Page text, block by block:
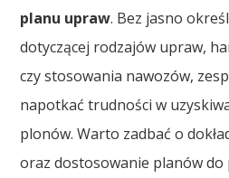
planu upraw. Bez jasno
dotyczącej rodzajów upraw,
czy stosowania nawozów,
napotkać trudności w
plonów. Warto zadbać o
oraz dostosowanie planów